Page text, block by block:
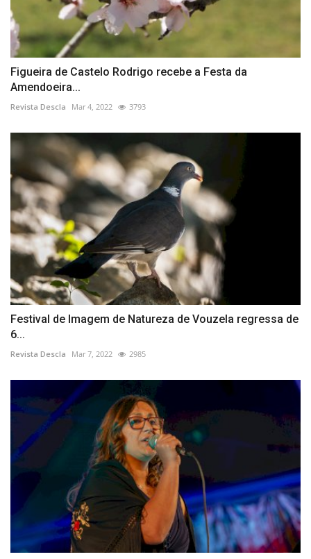
Figueira de Castelo Rodrigo recebe a Festa da
Amendoeira...
Revista Descla Mar 4, 2022 3793
Festival de Imagem de Natureza de Vouzela regressa de
6...
Revista Descla Mar 7, 2022 2985